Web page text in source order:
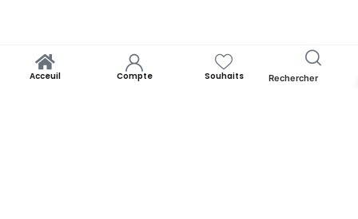
Acceuil Compte Souhaits Rechercher